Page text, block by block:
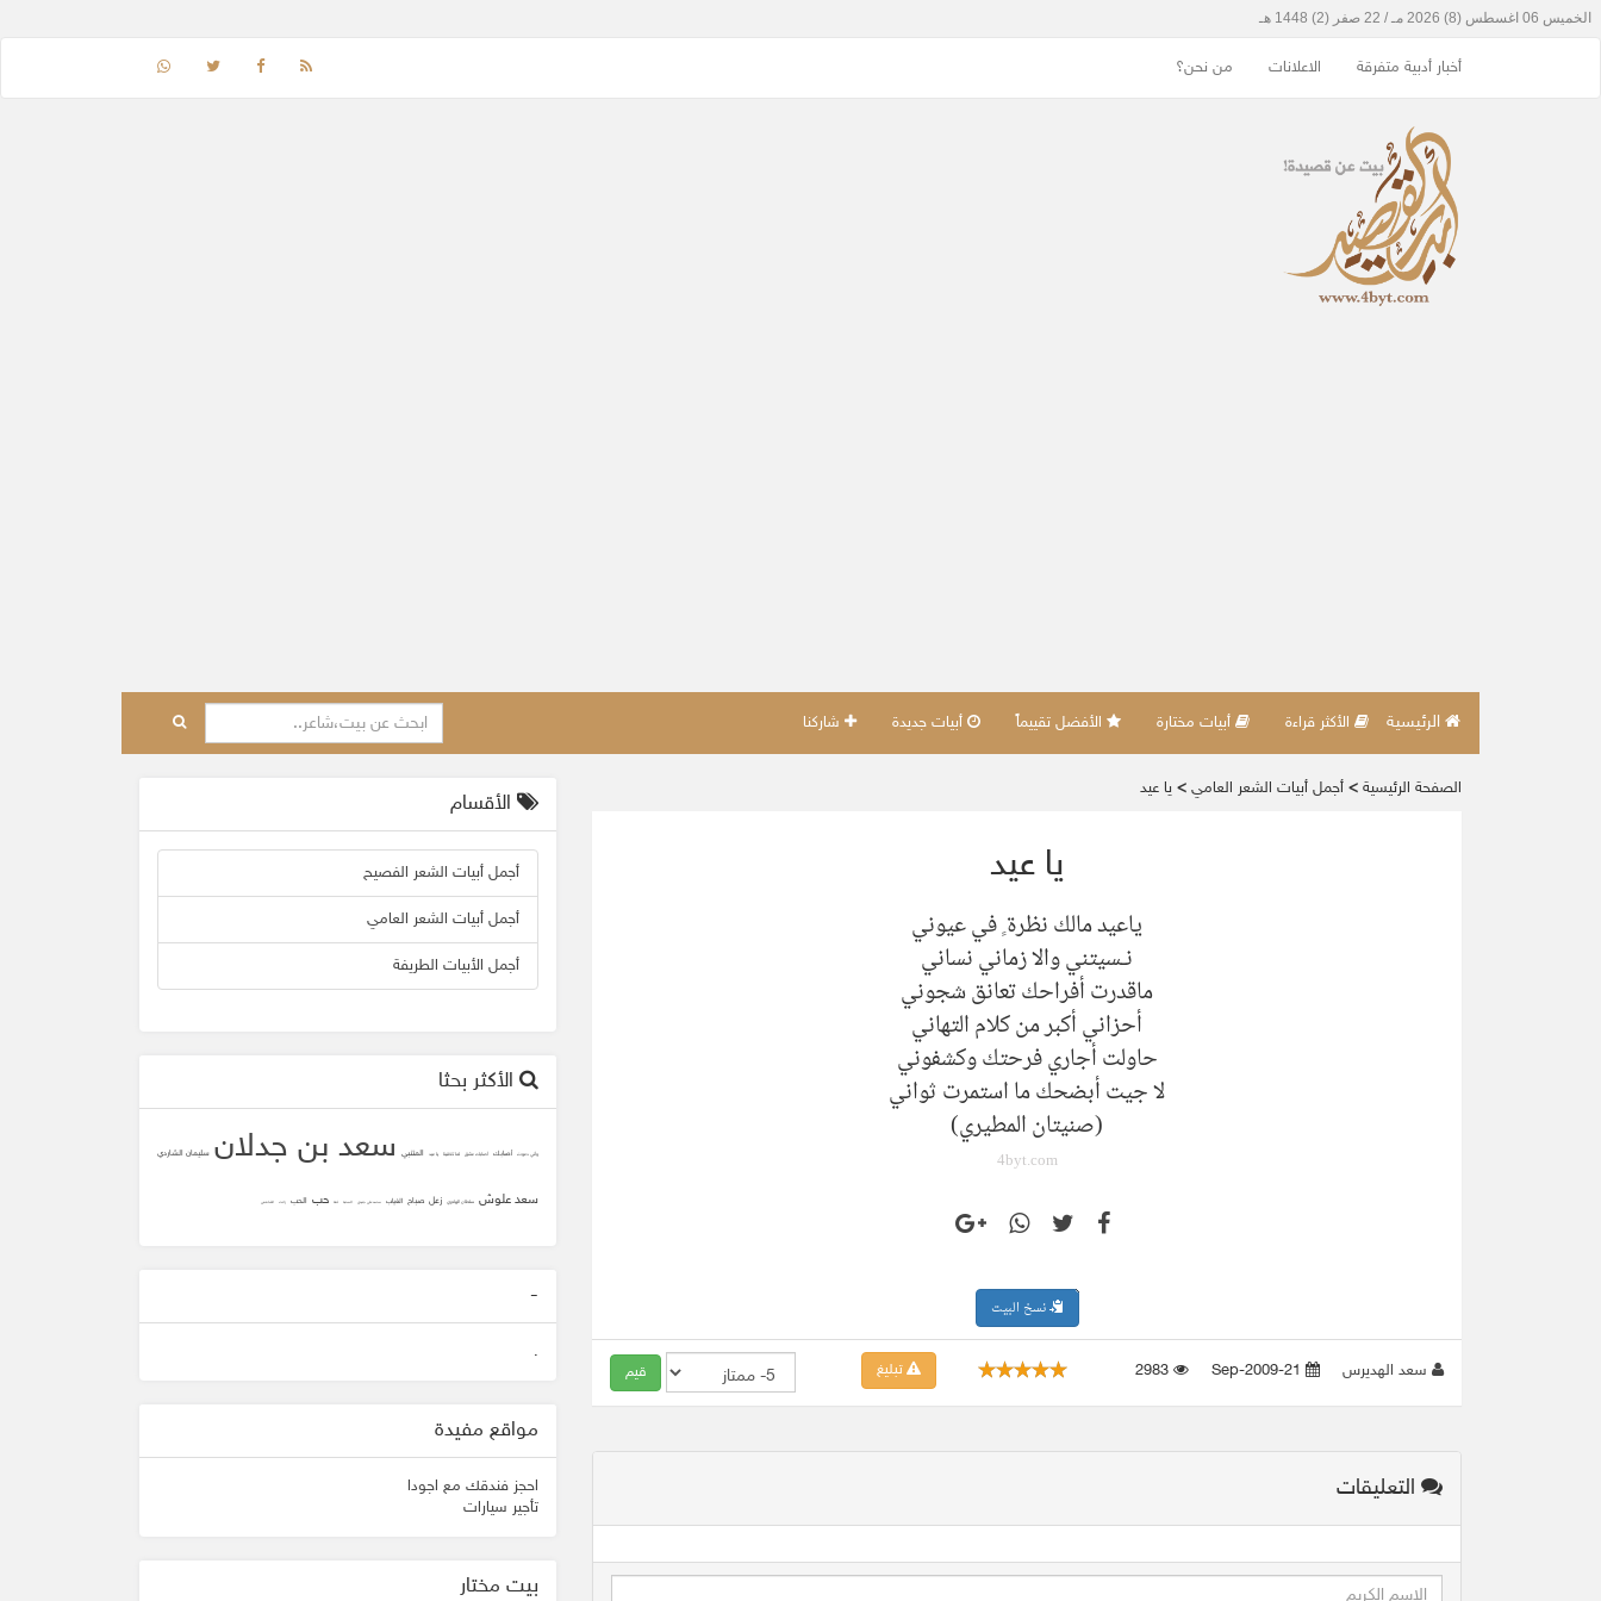
أخبار أدبية متفرقة الاعلانات من نحن؟
الرئيسية الأكثر قراءة أبيات مختارة الأفضل تقييماً أبيات جديدة شاركنا
الصفحة الرئيسية > أجمل أبيات الشعر العامي > يا عيد
يا عيد
ياعيد مالك نظرة ٍ في عيوني
نـسيتني والا زماني نساني
ماقدرت أفراحك تعانق شجوني
أحزاني أكبر من كلام التهاني
حاولت أجاري فرحتك وكشفوني
لا جيت أبضحك ما استمرت ثواني
(صنيتان المطيري)
4byt.com
نسخ البيت
سعد الهديرس تبليغ
التعليقات
الأقسام
أجمل أبيات الشعر الفصيح
أجمل أبيات الشعر العامي
أجمل الأبيات الطريفة
الأكثر بحثا
وأني دعوت أصابك أصابك عشق لما تلاقينا يا عيد المتنبي سعد بن جدلان سليمان الشاردي
سعد علوش سلطان الهاجري زعل صباح الغياب محمد علي جنيدي المحبه ثقه حب الحب زانت الشافعي
-
.
مواقع مفيدة
احجز فندقك مع اجودا
تأجير سيارات
بيت مختار